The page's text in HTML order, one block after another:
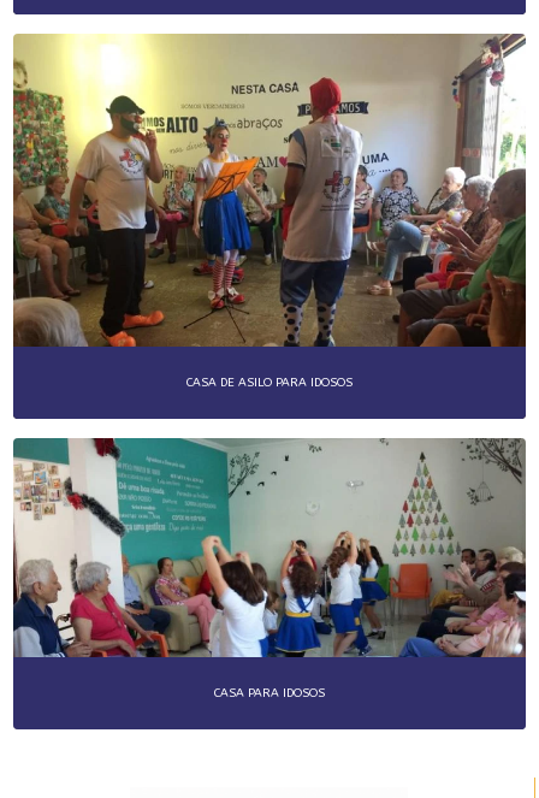
CASA DE ASILO PARA IDOSOS
CASA PARA IDOSOS